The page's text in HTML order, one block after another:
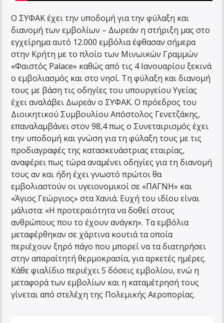
Ο ΣΥΦΑΚ έχει την υποδομή για την φύλαξη και
διανομή των εμβολίων – Δωρεάν η στήριξη μας στο
εγχείρημα αυτό 12.000 εμβόλια έφθασαν σήμερα
στην Κρήτη με το πλοίο των Μινωικών Γραμμών
«Φαιστός Palace» καθώς από τις 4 Ιανουαρίου ξεκινά
ο εμβολιασμός και στο νησί. Τη φύλαξη και διανομή
τους με βάση τις οδηγίες του υπουργείου Υγείας
έχει αναλάβει Δωρεάν ο ΣΥΦΑΚ. Ο πρόεδρος του
Διοικητικού Συμβουλίου Απόστολος Γενετζάκης,
επαναλαμβάνει στον 98,4 πως ο Συνεταιρισμός έχει
την υποδομή και γνώση για τη φύλαξη τους με τις
προδιαγραφές της κατασκευάστριας εταιρίας,
αναφέρει πως τώρα αναμένει οδηγίες για τη διανομή
τους αν και ήδη έχει γνωστό πρώτοι θα
εμβολιαστούν οι υγειονομικοί σε «ΠΑΓΝΗ» και
«Άγιος Γεώργιος» στα Χανιά. Ευχή του ιδίου είναι
μάλιστα: «Η προτεραιότητα να δοθεί στους
ανθρώπους που το έχουν ανάγκη». Τα εμβόλια
μεταφέρθηκαν σε χάρτινα κουτιά τα οποία
περιέχουν ξηρό πάγο που μπορεί να τα διατηρήσει
στην απαραίτητή θερμοκρασία, για αρκετές ημέρες.
Κάθε φιαλίδιο περιέχει 5 δόσεις εμβολίου, ενώ η
μεταφορά των εμβολίων και η καταμέτρησή τους
γίνεται από στελέχη της Πολεμικής Αεροπορίας.